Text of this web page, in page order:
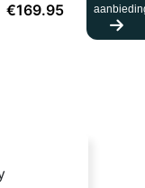
€169.95